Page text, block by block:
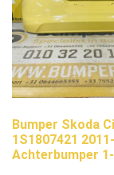
Bumper Skoda
1S1807421
Achterbumper